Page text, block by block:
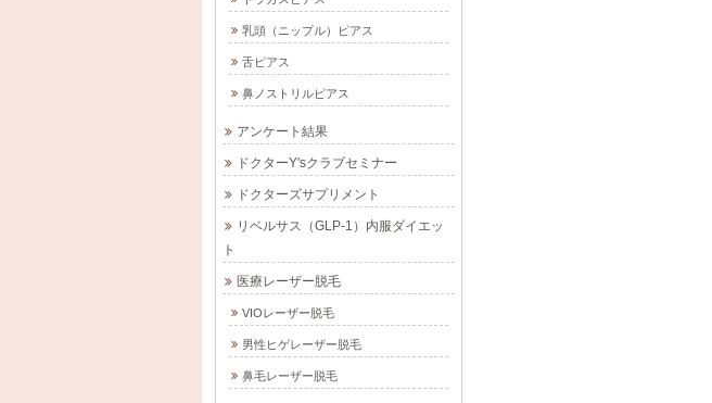
乳頭（ニップル）ピアス
舌ピアス
鼻ノストリルピアス
アンケート結果
ドクターY'sクラブセミナー
ドクターズサプリメント
リベルサス（GLP-1）内服ダイエッ
ト
医療レーザー脱毛
VIOレーザー脱毛
男性ヒゲレーザー脱毛
鼻毛レーザー脱毛